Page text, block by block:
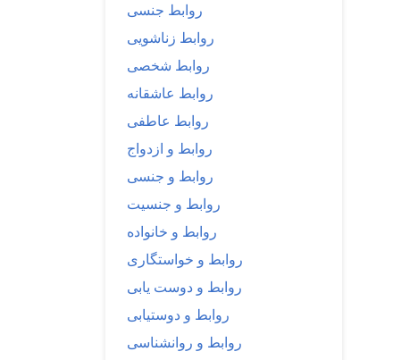
روابط جنسی
روابط زناشویی
روابط شخصی
روابط عاشقانه
روابط عاطفی
روابط و ازدواج
روابط و جنسی
روابط و جنسیت
روابط و خانواده
روابط و خواستگاری
روابط و دوست یابی
روابط و دوستیابی
روابط و روانشناسی